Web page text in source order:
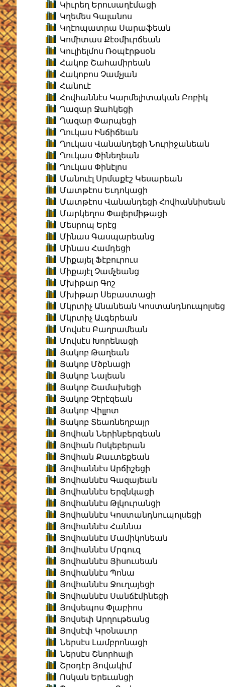
Կիւրեղ Երուսաղէմացի
Կղեմես Գալանոս
Կղէոպատրա Սարաֆեան
Կոմիտաս Քէօմիւրճեան
Կուլիելմոս Ռօպէրթսօն
Հակոբ Շահամիրեան
Հակոբոս Չամչյան
Հանուէ
Հովհաննէս Կարմելիտական Բոբիկ
Ղազար Ջահկեցի
Ղազար Փարպեցի
Ղուկաս Ինճիճեան
Ղուկաս Վանանդեցի Նուրիջանեան
Ղուկաս Փինեղեան
Ղուկաս Փինէլոս
Մանուէլ Սրմաքէշ Կեսարեան
Մատթէոս Եւդոկացի
Մատթէոս Վանանդեցի
Մարկեղոս Փալերմիթացի
Մեսրոպ Երէց
Մինաս Գասպարեանց
Մինաս Համդեցի
Միքայել Ֆէբուրուս
Միքայէլ Չամչեանց
Մխիթար Գոշ
Մխիթար Սեբաստացի
Մկրտիչ Անանեան
Մկրտիչ Աւգերեան
Մովսէս Բաղրամեան
Մովսէս Խորենացի
Յակոբ Թաղեան
Յակոբ Մծբնացի
Յակոբ Նալեան
Յակոբ Շամախեցի
Յակոբ Չէրէզեան
Յակոբ Վիլլոտ
Յակոբ Տեառնեղբայր
Յովհան Ներինբերգեան
Յովհան Ոսկեբերան
Յովհան Քաւտեքեան
Յովհաննէս Արճիշեցի
Յովհաննէս Գազայեան
Յովհաննէս Երզնկացի
Յովհաննէս Թլկուրանցի
Յովհաննէս Կոստանդնուպոլսեցի
Յովհաննէս Հաննա
Յովհաննէս Մամիկոնեան
Յովհաննէս Մրգուզ
Յովհաննէս Յիսուսեան
Յովհաննէս Պոնա
Յովհաննէս Ջուղայեցի
Յովհաննէս Սանճէմինեցի
Յովսեպոս Փլաբիոս
Յովսեփ Արղութեանց
Յովսէփ Կրօնաւոր
Ներսէս Լամբրոնացի
Ներսէս Շնորհալի
Շրօդէր Յովակիմ
Ոսկան Երեւանցի